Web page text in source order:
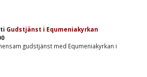
Gudstjänst i Equmeniakyrkan
gudstjänst med Equmeniakyrkan i